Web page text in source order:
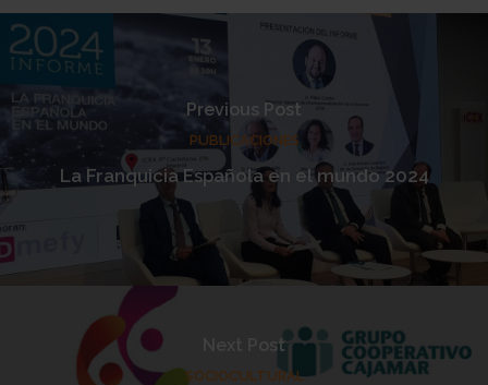
Previous Post
PUBLICACIONES
La Franquicia Española en el mundo 2024
Next Post
SOCIOCULTURAL